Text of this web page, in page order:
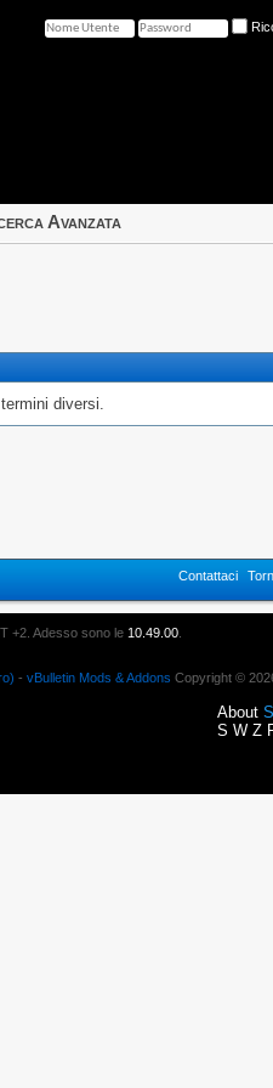
Avanzata
diversi.
Contattaci
+2. Adesso sono le 10.49.00.
- vBulletin Mods & Addons Copyright ©
About
S W Z